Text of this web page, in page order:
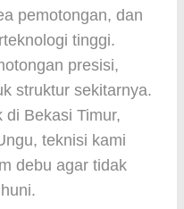
pemotongan, dan
tinggi.
presisi,
struktur sekitarnya.
di Bekasi Timur,
teknisi kami
debu agar tidak